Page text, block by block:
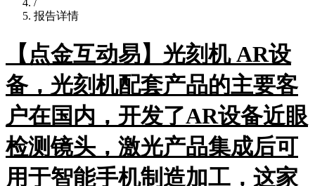
/
报告详情
【点金互动易】光刻机 AR设
备，光刻机配套产品的主要客
户在国内，开发了AR设备近眼
检测镜头，激光产品集成后可
用于智能手机制造加工，这家